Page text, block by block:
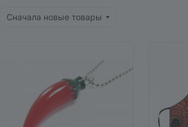
Сначала новые товары